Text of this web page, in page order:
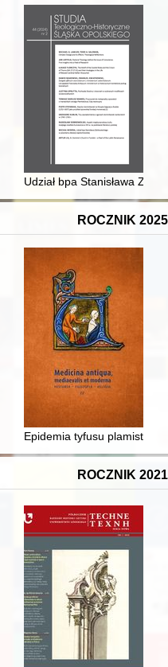
: wprowadzenie
Słupska (przed II wojną
Udział bpa Stanisława
ROCZNIK 2025
Rydygiera w Suwałkach
Epidemia tyfusu plamistego
ROCZNIK 2021